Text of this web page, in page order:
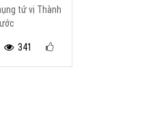
tứ vị Thành
341